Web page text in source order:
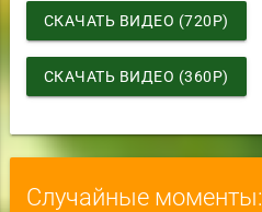
СКАЧАТЬ ВИДЕО (720P)
СКАЧАТЬ ВИДЕО (360P)
Случайные моменты: